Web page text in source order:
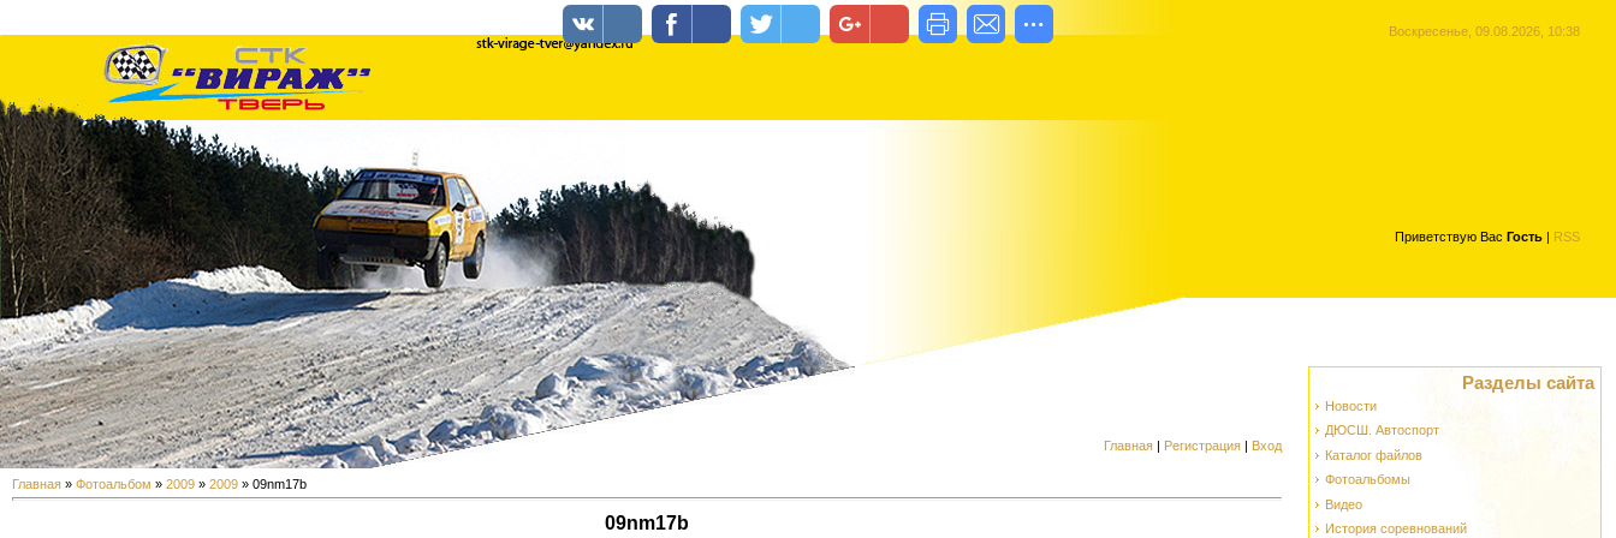
Воскресенье, 09.08.2026, 10:38
Приветствую Вас Гость | RSS
Главная | Регистрация | Вход
Главная » Фотоальбом » 2009 » 2009 » 09nm17b
09nm17b
Разделы сайта
Новости
ДЮСШ. Автоспорт
Каталог файлов
Фотоальбомы
Видео
История соревнований